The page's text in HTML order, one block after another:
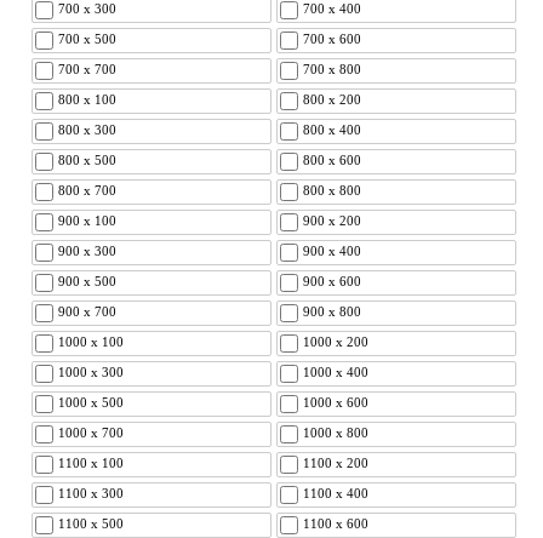
700 x 300 700 x 400
700 x 500 700 x 600
700 x 700 700 x 800
800 x 100 800 x 200
800 x 300 800 x 400
800 x 500 800 x 600
800 x 700 800 x 800
900 x 100 900 x 200
900 x 300 900 x 400
900 x 500 900 x 600
900 x 700 900 x 800
1000 x 100 1000 x 200
1000 x 300 1000 x 400
1000 x 500 1000 x 600
1000 x 700 1000 x 800
1100 x 100 1100 x 200
1100 x 300 1100 x 400
1100 x 500 1100 x 600